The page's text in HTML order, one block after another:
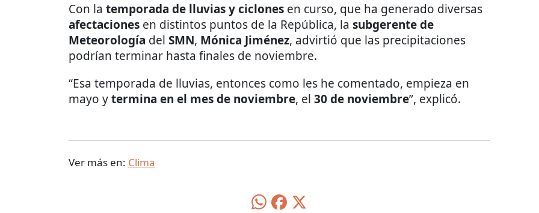
Con la temporada de lluvias y ciclones en curso, que ha generado diversas
afectaciones en distintos puntos de la República, la subgerente de
Meteorología del SMN, Mónica Jiménez, advirtió que las precipitaciones
podrían terminar hasta finales de noviembre.
“Esa temporada de lluvias, entonces como les he comentado, empieza en
mayo ytermina en el mes de noviembre, el 30 de noviembre”, explicó.
Ver más en: Clima